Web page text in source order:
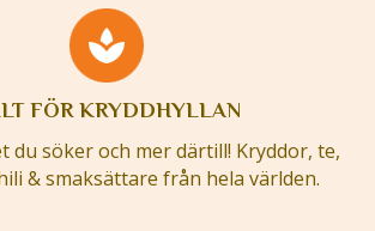
FÖR KRYDDHYLLAN
du söker och mer därtill! Kryddor, te,
& smaksättare från hela världen.